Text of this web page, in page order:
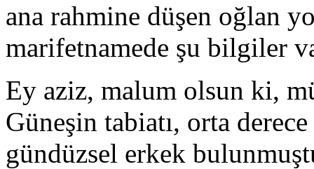
ana rahmine düşen oğlan
marifetnamede şu bilgiler
Ey aziz, malum olsun ki,
Güneşin tabiatı, orta
gündüzsel erkek